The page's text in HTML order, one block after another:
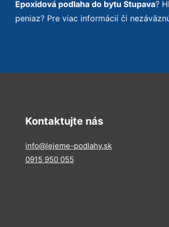
Epoxidová podlaha do bytu Stupava?
peniaz? Pre viac informácií či
Kontaktujte nás
info@lejeme-podlahy.sk
0915 950 055